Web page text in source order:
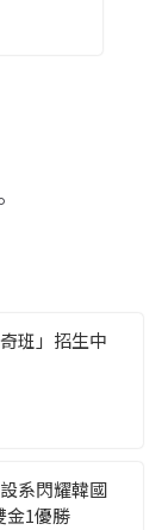
班」招生中
系閃耀韓國
金1優勝